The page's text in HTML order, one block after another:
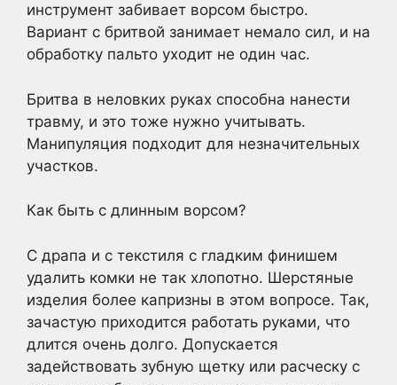
инструмент забивает ворсом быстро.
Вариант с бритвой занимает немало сил, и на
обработку пальто уходит не один час.
Бритва в неловких руках способна нанести
травму, и это тоже нужно учитывать.
Манипуляция подходит для незначительных
участков.
Как быть с длинным ворсом?
С драпа и с текстиля с гладким финишем
удалить комки не так хлопотно. Шерстяные
изделия более капризны в этом вопросе. Так,
зачастую приходится работать руками, что
длится очень долго. Допускается
задействовать зубную щетку или расческу с